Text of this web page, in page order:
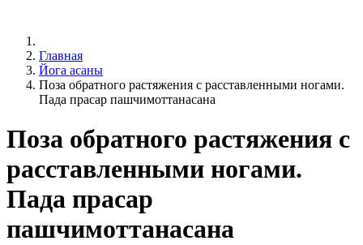
Главная
Йога асаны
Поза обратного растяжения с расставленными ногами.
Пада прасар пашчимоттанасана
Поза обратного растяжения с
расставленными ногами.
Пада прасар
пашчимоттанасана